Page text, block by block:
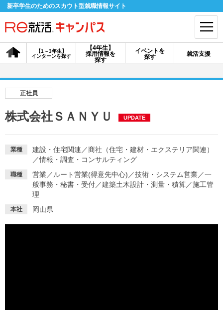
新卒学生のためのスカウト型就職情報サイト
【4年生】
採用情報を
探す
【1～3年生】
インターンを探す
イベントを
探す
就活支援
会員登録 ログイン
採用情報を探す
説明会を探す
インターンを探す
イベントを探す スカウト お知らせ
就活ノウハウ・サポート
正社員
株式会社ＳＡＮＹＵ UPDATE
業種 建設・住宅関連 ／商社（住宅・建材・エクステリア関連）
／情報・調査・コンサルティング
職種 営業／ ルート営業(得意先中心) ／技術・システム営業／一
般事務・秘書・受付／建築土木設計・測量・積算／施工管
理
本社 岡山県